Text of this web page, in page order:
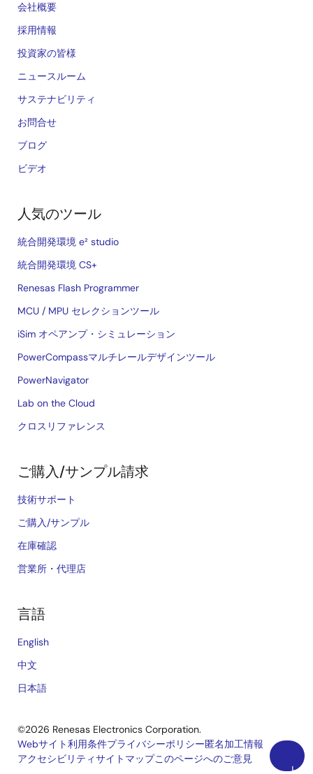
会社概要
採用情報
投資家の皆様
ニュースルーム
サステナビリティ
お問合せ
ブログ
ビデオ
人気のツール
統合開発環境 e² studio
統合開発環境 CS+
Renesas Flash Programmer
MCU / MPU セレクションツール
iSim オペアンプ・シミュレーション
PowerCompassマルチレールデザインツール
PowerNavigator
Lab on the Cloud
クロスリファレンス
ご購入/サンプル請求
技術サポート
ご購入/サンプル
在庫確認
営業所・代理店
言語
English
中文
日本語
©2026 Renesas Electronics Corporation.
Legal
Webサイト利用条件プライバシーポリシー匿名加工情報
アクセシビリティサイトマップこのページへのご意見